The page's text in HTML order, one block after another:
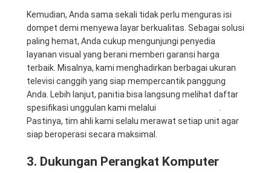
Kemudian, Anda sama sekali tidak perlu menguras isi
dompet demi menyewa layar berkualitas. Sebagai solusi
paling hemat, Anda cukup mengunjungi penyedia
layanan visual yang berani memberi garansi harga
terbaik. Misalnya, kami menghadirkan berbagai ukuran
televisi canggih yang siap mempercantik panggung
Anda. Lebih lanjut, panitia bisa langsung melihat daftar
spesifikasi unggulan kami melalui
.
Pastinya, tim ahli kami selalu merawat setiap unit agar
siap beroperasi secara maksimal.
3. Dukungan Perangkat Komputer